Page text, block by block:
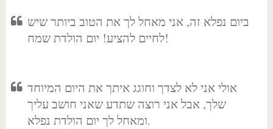
ביום נפלא זה, אני מאחל לך את הטוב ביותר שיש
לחיים להציע! יום הולדת שמח!
אולי אני לא לצדך וחוגג איתך את היום המיוחד
שלך, אבל אני רוצה שתדע שאני חושב עליך
ומאחל לך יום הולדת נפלא.